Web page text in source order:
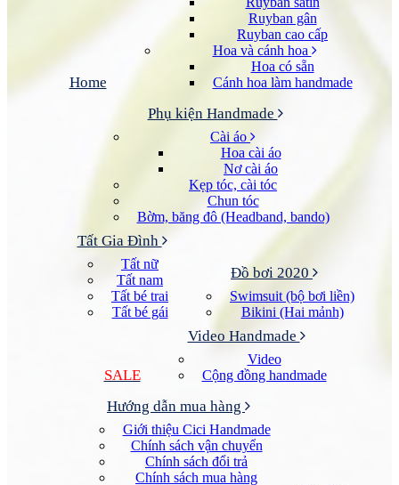
Home
Ruyban gân
Ruyban cao cấp
Hoa và cánh hoa
Hoa có sẵn
Cánh hoa làm handmade
Phụ kiện Handmade
Cài áo
Hoa cài áo
Nơ cài áo
Kẹp tóc, cài tóc
Chun tóc
Bờm, băng đô (Headband, bando)
Tất Gia Đình
Tất nữ
Tất nam
Tất bé trai
Tất bé gái
Đồ bơi 2020
Swimsuit (bộ bơi liền)
Bikini (Hai mảnh)
SALE
Video Handmade
Video
Cộng đồng handmade
Hướng dẫn mua hàng
Giới thiệu Cici Handmade
Chính sách vận chuyển
Chính sách đổi trả
Chính sách mua hàng